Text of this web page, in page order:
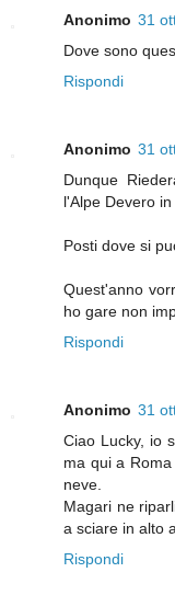
Anonimo 31
Dove sono
Rispondi
Anonimo 31
Dunque
l'Alpe Devero
Posti dove si
Quest'anno
ho gare non
Rispondi
Anonimo 31
Ciao Lucky, io
ma qui a
neve.
Magari ne
a sciare in alto
Rispondi